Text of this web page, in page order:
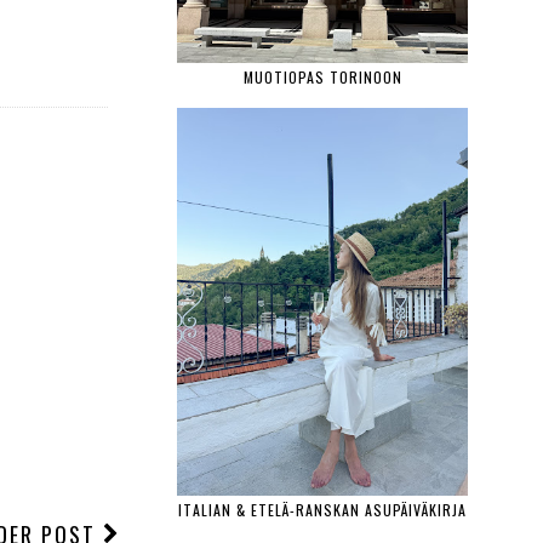
POST
MUOTIOPAS TORINOON
ITALIAN & ETELÄ-RANSKAN ASUPÄIVÄKIRJA